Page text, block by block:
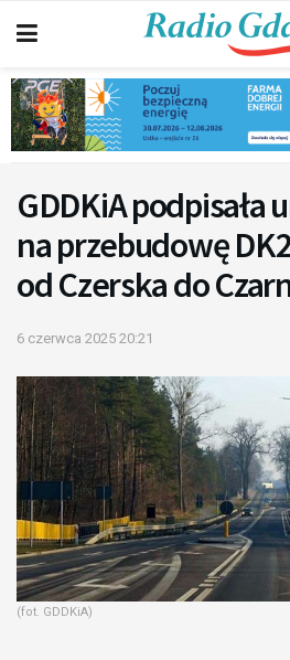
GDDKiA podpisała
na przebudowę
od Czerska do
6 czerwca 2025 20:21
(fot. GDDKiA)